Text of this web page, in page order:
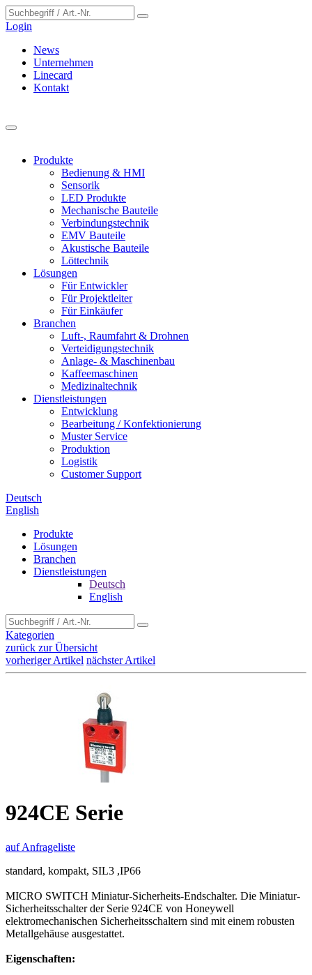
Login
News
Unternehmen
Linecard
Kontakt
Produkte
Bedienung & HMI
Sensorik
LED Produkte
Mechanische Bauteile
Verbindungstechnik
EMV Bauteile
Akustische Bauteile
Löttechnik
Lösungen
Für Entwickler
Für Projektleiter
Für Einkäufer
Branchen
Luft-, Raumfahrt & Drohnen
Verteidigungstechnik
Anlage- & Maschinenbau
Kaffeemaschinen
Medizinaltechnik
Dienstleistungen
Entwicklung
Bearbeitung / Konfektionierung
Muster Service
Produktion
Logistik
Customer Support
Deutsch
English
Produkte
Lösungen
Branchen
Dienstleistungen
Deutsch
English
Kategorien
zurück zur Übersicht
vorheriger Artikel nächster Artikel
924CE Serie
auf Anfrageliste
standard, kompakt, SIL3 ,IP66
MICRO SWITCH Miniatur-Sicherheits-Endschalter. Die Miniatur-
Sicherheitsschalter der Serie 924CE von Honeywell
elektromechanischen Sicherheitsschaltern sind mit einem robusten
Metallgehäuse ausgestattet.
Eigenschaften:
Cookie-Einstellungen